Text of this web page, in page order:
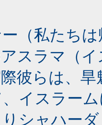
ー（私たち
スラマ（
彼らは、
イスラー
シャハー